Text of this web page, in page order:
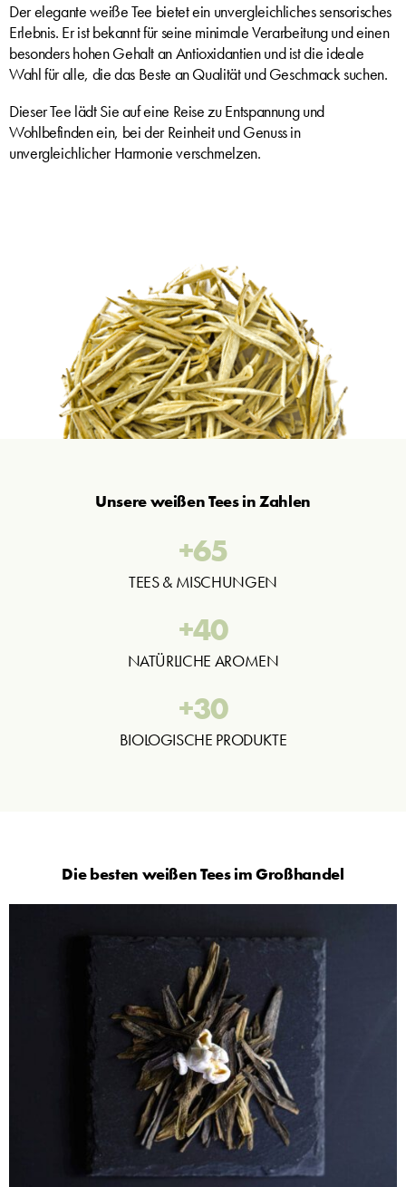
Der elegante weiße Tee bietet ein unvergleichliches sensorisches
Erlebnis. Er ist bekannt für seine minimale Verarbeitung und einen
besonders hohen Gehalt an Antioxidantien und ist die ideale
Wahl für alle, die das Beste an Qualität und Geschmack suchen.
Dieser Tee lädt Sie auf eine Reise zu Entspannung und
Wohlbefinden ein, bei der Reinheit und Genuss in
unvergleichlicher Harmonie verschmelzen.
Unsere weißen Tees in Zahlen
TEES & MISCHUNGEN
+65
NATÜRLICHE AROMEN
+40
BIOLOGISCHE PRODUKTE
+30
Die besten weißen Tees im Großhandel